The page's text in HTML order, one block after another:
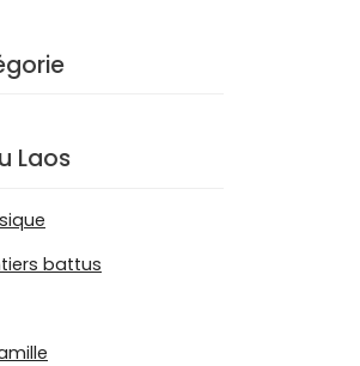
Laos
battus